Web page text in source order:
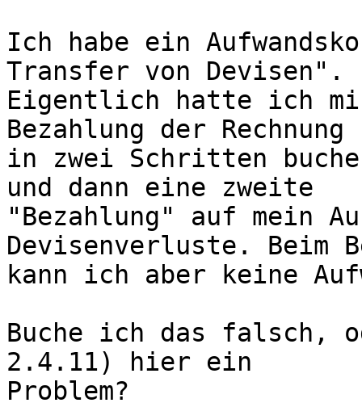
Ich habe ein
Transfer von Devisen".
Eigentlich hatte ich
Bezahlung der Rechnung
in zwei Schritten
und dann eine zweite
"Bezahlung" auf mein
Devisenverluste. Beim
kann ich aber keine
Buche ich das falsch,
2.4.11) hier ein
Problem?